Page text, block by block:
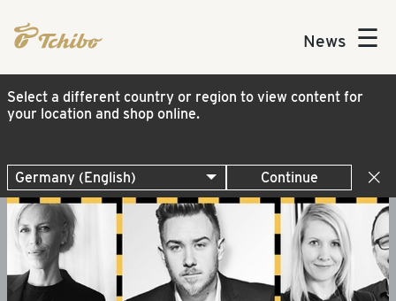
News ☰
Select a different country or region to view content for
your location and shop online.
Continue